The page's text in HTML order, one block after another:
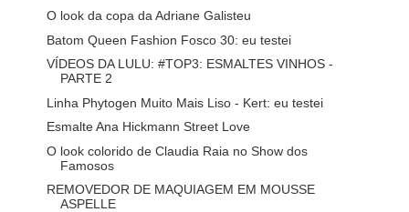
O look da copa da Adriane Galisteu
Batom Queen Fashion Fosco 30: eu testei
VÍDEOS DA LULU: #TOP3: ESMALTES VINHOS -
PARTE 2
Linha Phytogen Muito Mais Liso - Kert: eu testei
Esmalte Ana Hickmann Street Love
O look colorido de Claudia Raia no Show dos
Famosos
REMOVEDOR DE MAQUIAGEM EM MOUSSE
ASPELLE